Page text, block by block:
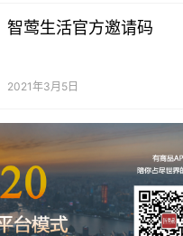
智莺生活官方邀请码
2021年3月5日